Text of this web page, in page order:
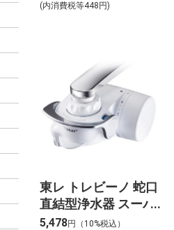
り除去タイプ
(内消費税等448円)
東レ トレビーノ 蛇口
直結型浄水器 スーパ
ータッチ SX904V
5,478円（10%税込）